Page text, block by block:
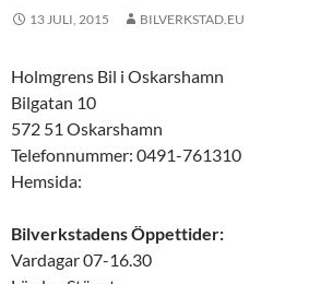
13 JULI, 2015 BILVERKSTAD.EU
Holmgrens Bil i Oskarshamn
Bilgatan 10
572 51 Oskarshamn
Telefonnummer: 0491-761310
Hemsida:
Bilverkstadens Öppettider:
Vardagar 07-16.30